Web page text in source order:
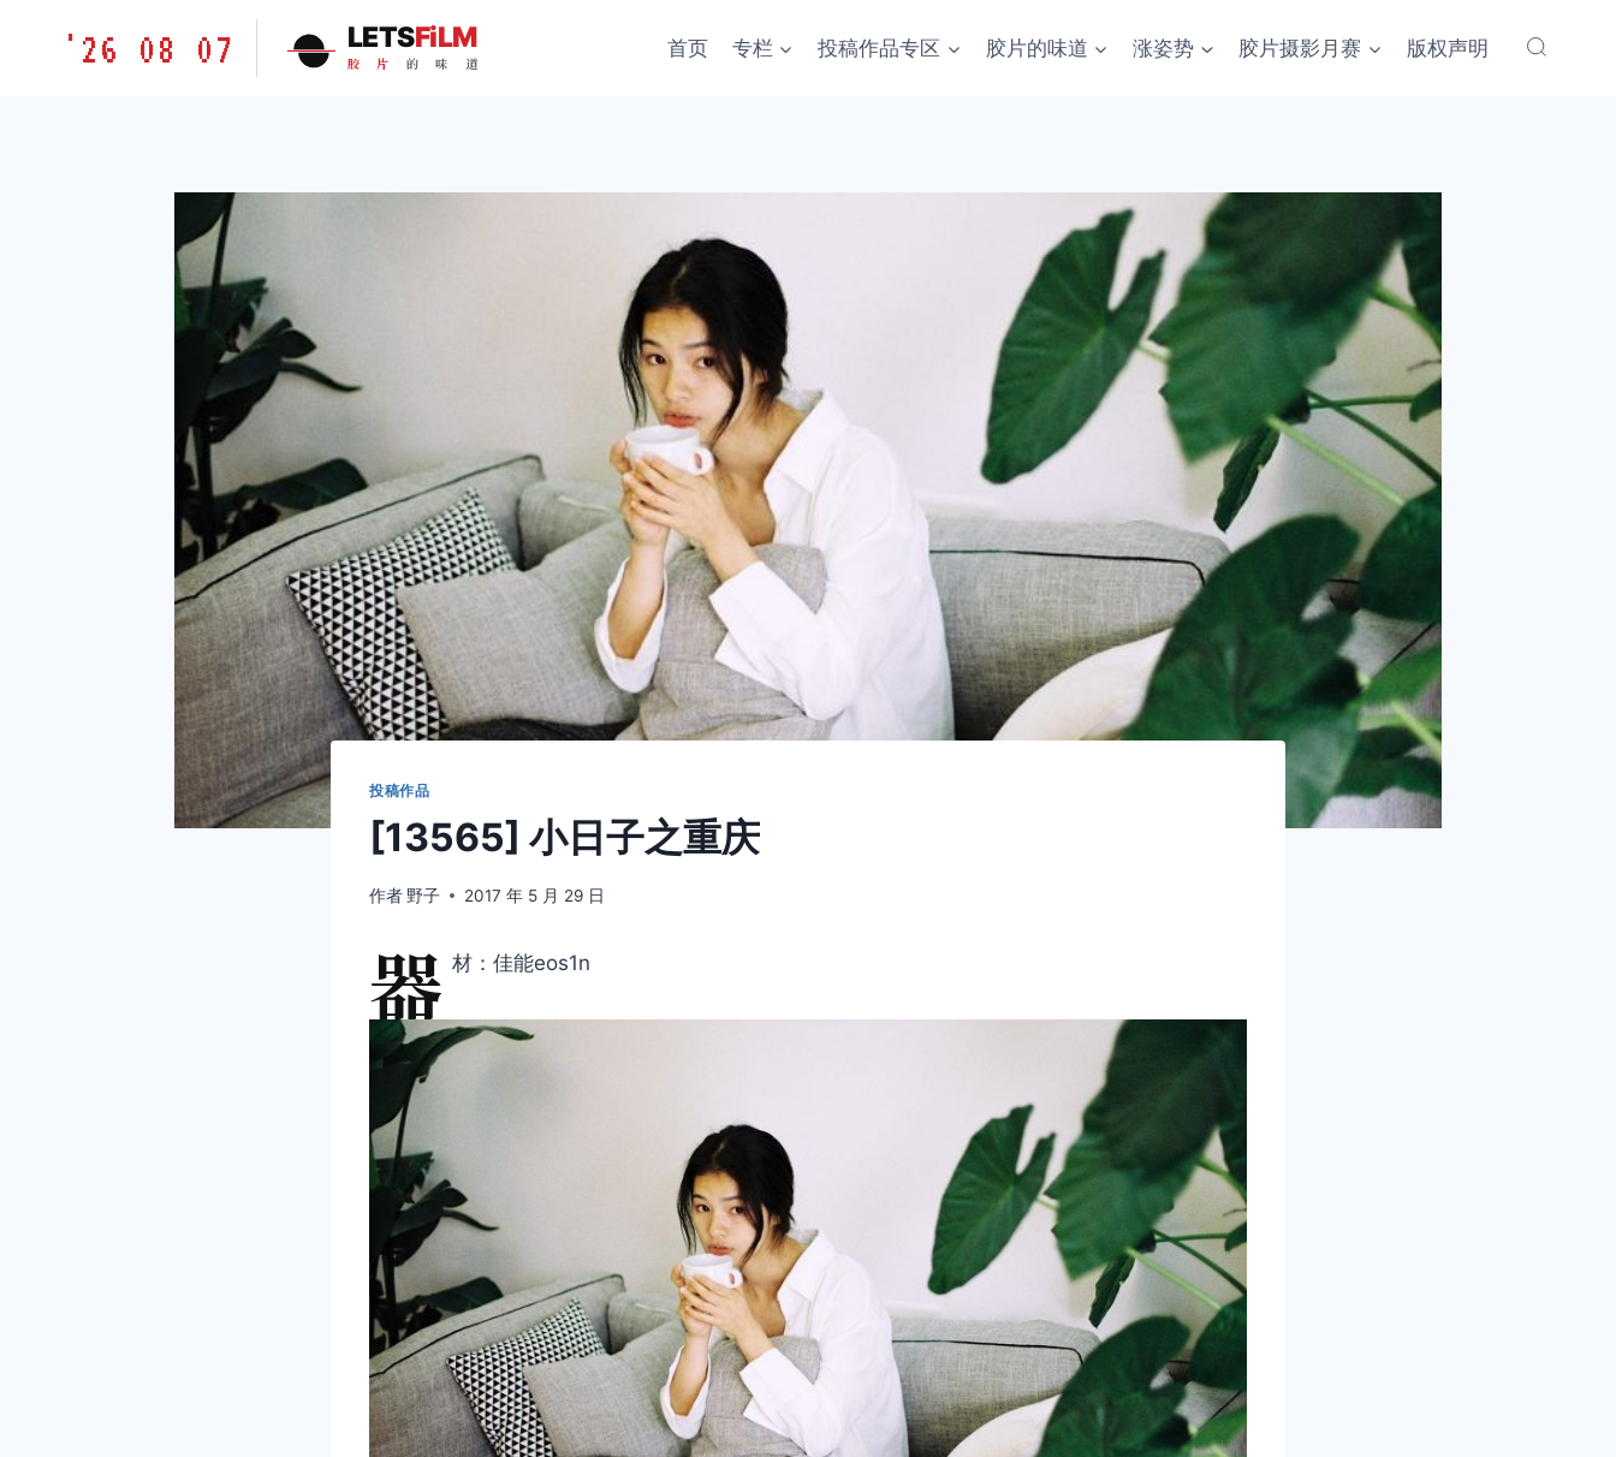
胶'26 08 07 LETSFiLM
胶 片 的 味 道
首页 专栏 投稿作品专区 胶片的味道 涨姿势 胶片摄影月赛 版权声明
投稿作品
[13565] 小日子之重庆
作者 野子 2017 年 5 月 29 日
器 材：佳能eos1n